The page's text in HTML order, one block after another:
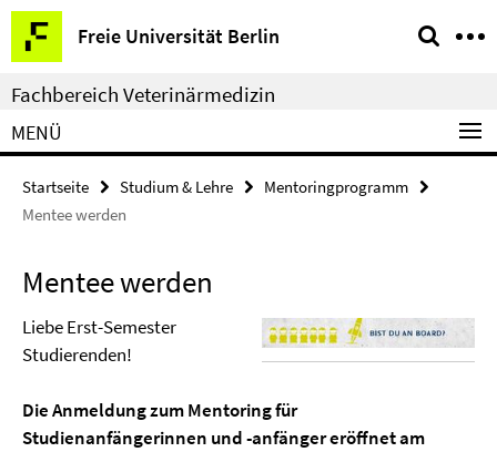
Springe
direkt
zu
Inhalt
Freie Universität Berlin
Service-
Navigation
Fachbereich Veterinärmedizin
MENÜ
Startseite Studium & Lehre
Mentoringprogramm
Mentee werden
Mentee werden
Liebe Erst-Semester
Studierenden!
Die Anmeldung zum Mentoring für
Studienanfängerinnen und -anfänger eröffnet am